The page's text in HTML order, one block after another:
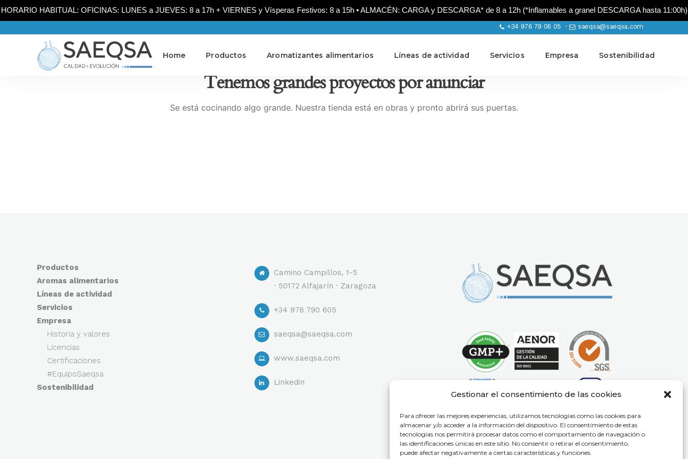
HORARIO HABITUAL: OFICINAS: LUNES a JUEVES: 8 a 17h + VIERNES y Vísperas Festivos: 8 a 15h • ALMACÉN: CARGA y DESCARGA* de 8 a 12h (*Inflamables a granel DESCARGA hasta 11:00h)
Gestionar el consentimiento de las cookies
Para ofrecer las mejores experiencias, utilizamos tecnologías como las cookies para
almacenar y/o acceder a la información del dispositivo. El consentimiento de estas
tecnologías nos permitirá procesar datos como el comportamiento de navegación o
las identificaciones únicas en este sitio. No consentir o retirar el consentimiento,
puede afectar negativamente a ciertas características y funciones.
+34 976 79 06 05 · saeqsa@saeqsa.com
Home Productos Aromatizantes alimentarios Líneas de actividad Servicios Empresa Sostenibilidad
Tenemos grandes proyectos por anunciar
Se está cocinando algo grande. Nuestra tienda está en obras y pronto abrirá sus puertas.
Productos
Aromas alimentarios
Líneas de actividad
Servicios
Empresa
Historia y valores
Licencias
Certificaciones
#EquipoSaeqsa
Sostenibilidad
Camino Campillos, 1-5
· 50172 Alfajarín · Zaragoza
+34 976 790 605
saeqsa@saeqsa.com
www.saeqsa.com
Linkedin